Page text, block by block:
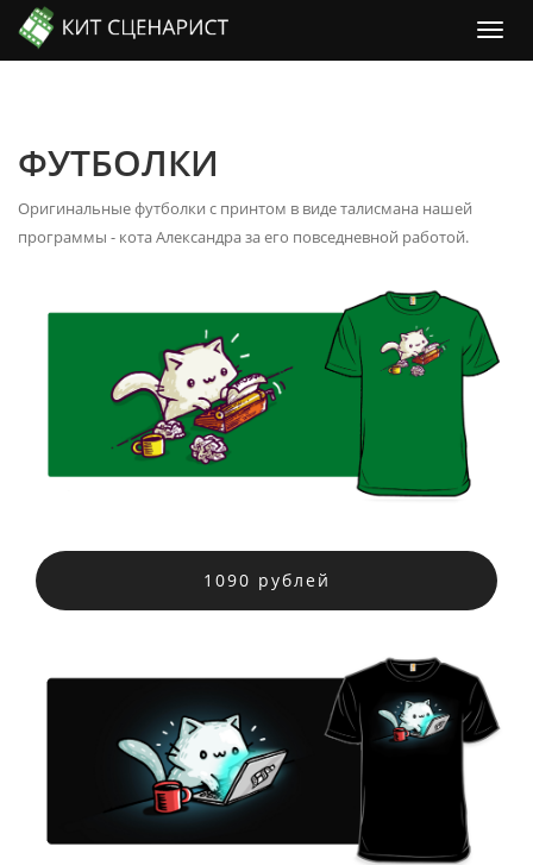
ФУТБОЛКИ
Оригинальные футболки с принтом в виде талисмана нашей
программы - кота Александра за его повседневной работой.